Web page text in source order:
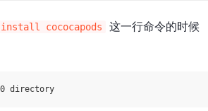
install cococapods
这一行命令的时候